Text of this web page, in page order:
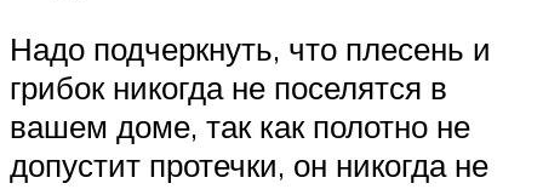
Надо подчеркнуть, что плесень и
грибок никогда не поселятся в
вашем доме, так как полотно не
допустит протечки, он никогда не